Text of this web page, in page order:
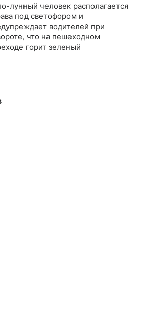
лунный человек располагается
под светофором и
водителей при
что на пешеходном
горит зеленый